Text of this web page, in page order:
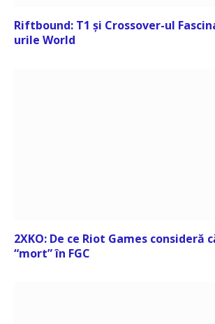
Riftbound: T1 și Crossover-ul
urile World
2XKO: De ce Riot Games consideră
“mort” în FGC